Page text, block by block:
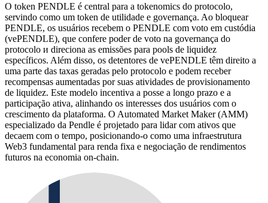
O token PENDLE é central para a tokenomics do protocolo,
servindo como um token de utilidade e governança. Ao bloquear
PENDLE, os usuários recebem o PENDLE com voto em custódia
(vePENDLE), que confere poder de voto na governança do
protocolo и direciona as emissões para pools de liquidez
específicos. Além disso, os detentores de vePENDLE têm direito a
uma parte das taxas geradas pelo protocolo e podem receber
recompensas aumentadas por suas atividades de provisionamento
de liquidez. Este modelo incentiva a posse a longo prazo e a
participação ativa, alinhando os interesses dos usuários com o
crescimento da plataforma. O Automated Market Maker (AMM)
especializado da Pendle é projetado para lidar com ativos que
decaem com o tempo, posicionando-o como uma infraestrutura
Web3 fundamental para renda fixa e negociação de rendimentos
futuros na economia on-chain.